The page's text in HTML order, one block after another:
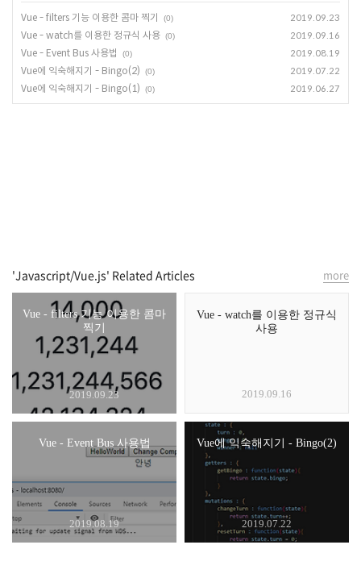
Vue - filters 기능 이용한 콤마 찍기 (0) 2019.09.23
Vue - watch를 이용한 정규식 사용 (0) 2019.09.16
Vue - Event Bus 사용법 (0) 2019.08.19
Vue에 익숙해지기 - Bingo(2) (0) 2019.07.22
Vue에 익숙해지기 - Bingo(1) (0) 2019.06.27
'Javascript/Vue.js' Related Articles
Vue - filters 기능 이용한 콤마
찍기
2019.09.23
Vue - watch를 이용한 정규식
사용
2019.09.16
Vue - Event Bus 사용법
2019.08.19
Vue에 익숙해지기 - Bingo(2)
2019.07.22
more